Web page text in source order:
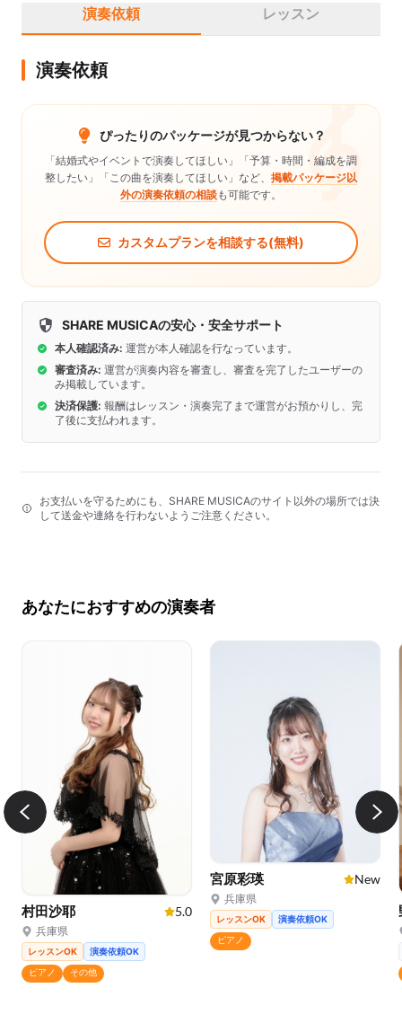
演奏依頼 レッスン
演奏依頼
ぴったりのパッケージが見つからない？
「結婚式やイベントで演奏してほしい」「予算・時間・編成を調
整したい」「この曲を演奏してほしい」など、 掲載パッケージ以
外の演奏依頼の相談も可能です。
カスタムプランを相談する(無料)
SHARE MUSICAの安心・安全サポート
本人確認済み: 運営が本人確認を行なっています。
審査済み: 運営が演奏内容を審査し、審査を完了したユーザーの
み掲載しています。
決済保護: 報酬はレッスン・演奏完了まで運営がお預かりし、完
了後に支払われます。
お支払いを守るためにも、SHARE MUSICAのサイト以外の場所では決
して送金や連絡を行わないようご注意ください。
あなたにおすすめの演奏者
村田沙耶 5.0
兵庫県
レッスンOK
演奏依頼OK
ピアノ
その他
宮原彩瑛 New
兵庫県
レッスンOK
演奏依頼OK
ピアノ